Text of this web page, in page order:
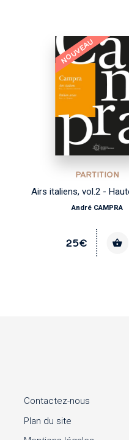
NOUVEAU
PARTITION
Airs italiens, vol.2 -
André CAMPRA
25€
Contactez-nous
Plan du site